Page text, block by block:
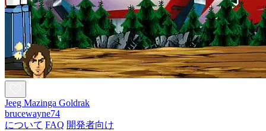
Jeeg Mazinga Goldrak
brucewayne74
について FAQ 開発者向け